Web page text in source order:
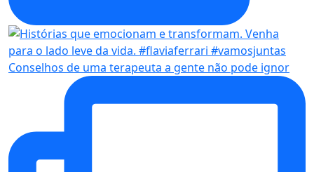
Conselhos de uma terapeuta a gente não pode ignor